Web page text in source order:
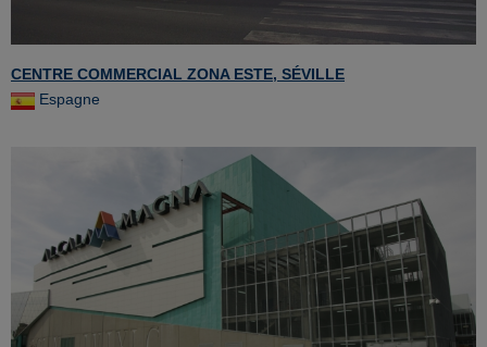
CENTRE COMMERCIAL ZONA ESTE, SÉVILLE
Espagne